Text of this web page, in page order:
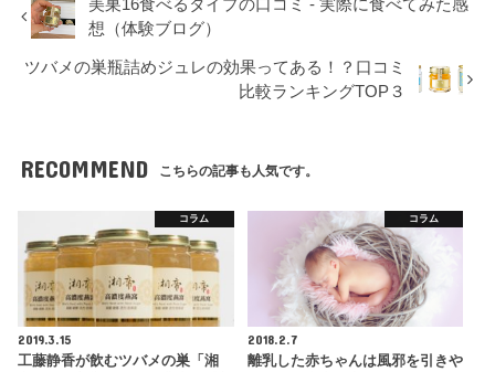
美巣16食べるタイプの口コミ - 実際に食べてみた感
想（体験ブログ）
ツバメの巣瓶詰めジュレの効果ってある！？口コミ
比較ランキングTOP３
RECOMMEND こちらの記事も人気です。
コラム
2019.3.15
工藤静香が飲むツバメの巣「湘
コラム
2018.2.7
離乳した赤ちゃんは風邪を引きや